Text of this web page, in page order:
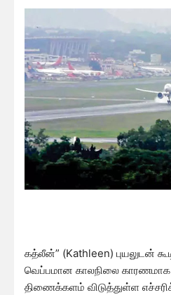
கத்லீன்” (Kathleen) புயலுடன்
வெப்பமான காலநிலை
திணைக்களம் விடுத்துள்ள